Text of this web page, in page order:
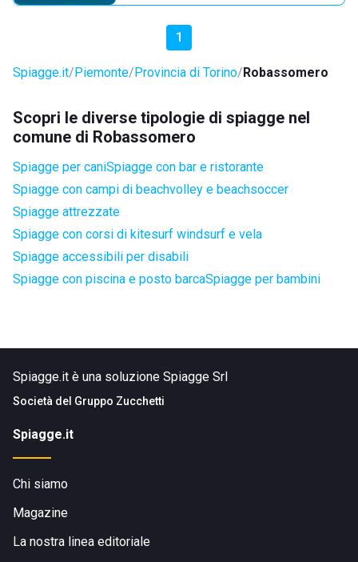
1
Spiagge.it Piemonte Provincia di Torino Robassomero
Scopri le diverse tipologie di spiagge nel
comune di Robassomero
Spiagge per caniSpiagge con bar e ristorante
Spiagge con campi di beachvolley e beachsoccer
Spiagge attrezzate
Spiagge con corsi di kitesurf windsurf e vela
Spiagge accessibili per disabili
Spiagge con piscina e posto barcaSpiagge per bambini
Spiagge.it è una soluzione Spiagge Srl
Società del Gruppo Zucchetti
Spiagge.it
Chi siamo
Magazine
La nostra linea editoriale